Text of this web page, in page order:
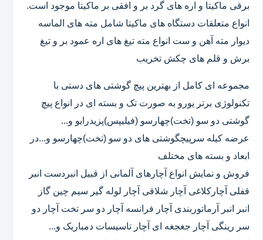
برقی ماکیتا و اره های گرد بر و افقی بر ماکیتا موجود است.
انواع متعلقات دستگاه های ماکیتا شامل مته های الماسه
دیوار مته آهن و ست انواع مته تیغ های اره عمود بر و تیغ
برش و قلم های چکش تخریب
مجموعه ای کامل از بهترین پیچ گوشتی های دستی با
تکنولوژی برتر یورو به صورت تک و بسته ای در انواع پیچ
گوشتی دو سو (تخت)چهارسو (فیلیپس)پزیدرایو و...
عرضه کیله سرپیچگوشتی های دو سو (تخت)چهارسو و...در
ابعاد و بسته های مختلف
فروش و نمایش انواع آچارهای آلمانی از قبیل انبردست انبر
قفلی آچارکلاغی آچار شلاقی آچار لوله گیر سیم چین گاز
انبر انبر آرماتوربندی آچار فرانسه آچار دو سر تخت آچار دو
سر رینگی آچار جغجغه ای آچار تاسیسات دمباریک و...